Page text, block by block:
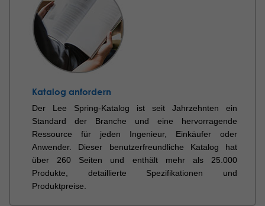
Katalog anfordern
Der Lee Spring-Katalog ist seit Jahrzehnten ein
Standard der Branche und eine hervorragende
Ressource für jeden Ingenieur, Einkäufer oder
Anwender. Dieser benutzerfreundliche Katalog hat
über 260 Seiten und enthält mehr als 25.000
Produkte, detaillierte Spezifikationen und
Produktpreise.